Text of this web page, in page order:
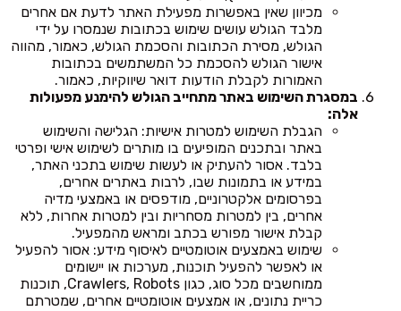
מכיוון שאין באפשרות מפעילת האתר לדעת אם אחרים
מלבד הגולש עושים שימוש בכתובות שנמסרו על ידי
הגולש, מסירת הכתובות והסכמת הגולש, כאמור, מהווה
אישור הגולש להסכמת כל המשתמשים בכתובות
האמורות לקבלת הודעות דואר שיווקיות, כאמור.
במסגרת השימוש באתר מתחייב הגולש להימנע מפעולות
אלה:
הגבלת השימוש למטרות אישיות: הגלישה והשימוש
באתר ובתכנים המופיעים בו מותרים לשימוש אישי ופרטי
בלבד. אסור להעתיק או לעשות שימוש בתכני האתר,
במידע או בתמונות שבו, לרבות באתרים אחרים,
בפרסומים אלקטרוניים, מודפסים או באמצעי מדיה
אחרים, בין למטרות מסחריות ובין למטרות אחרות, ללא
קבלת אישור מפורש בכתב ומראש מהמפעיל.
שימוש באמצעים אוטומטיים לאיסוף מידע: אסור להפעיל
או לאפשר להפעיל תוכנות, מערכות או יישומים
ממוחשבים מכל סוג, כגון Crawlers, Robots, תוכנות
כריית נתונים, או אמצעים אוטומטיים אחרים, שמטרתם